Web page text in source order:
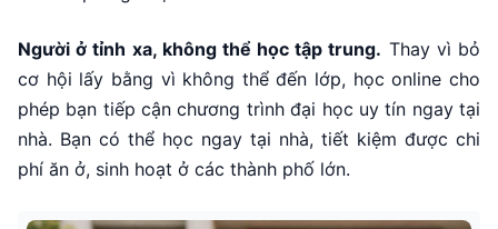
Người ở tỉnh xa, không thể học tập trung. Thay vì bỏ
cơ hội lấy bằng vì không thể đến lớp, học online cho
phép bạn tiếp cận chương trình đại học uy tín ngay tại
nhà. Bạn có thể học ngay tại nhà, tiết kiệm được chi
phí ăn ở, sinh hoạt ở các thành phố lớn.